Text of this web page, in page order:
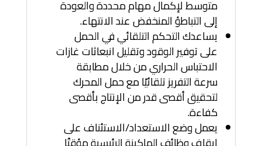
متوسط لإكمال مهام محددة والعودة
إلى التباطؤ المنخفض عند الانتهاء.
يساعدك التحكم التلقائي في الحمل
على توفير الوقود وتقليل انبعاثات غازات
الاحتباس الحراري من خلال مطابقة
سرعة التفريز تلقائيًا مع حمل المحرك
لتحقيق أقصى قدر من الإنتاج بأقصى
كفاءة.
يعمل وضع الاستعداد/الاستئناف على